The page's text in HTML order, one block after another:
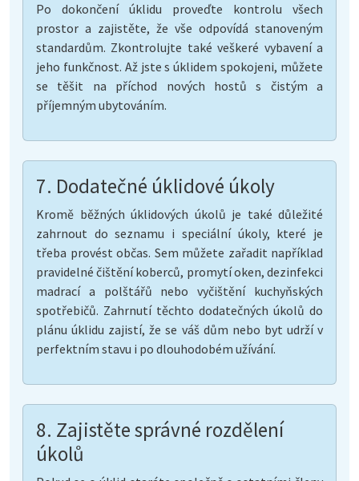
Po dokončení úklidu proveďte kontrolu všech
prostor a zajistěte, že vše odpovídá stanoveným
standardům. Zkontrolujte také veškeré vybavení a
jeho funkčnost. Až jste s úklidem spokojeni, můžete
se těšit na příchod nových hostů s čistým a
příjemným ubytováním.
7. Dodatečné úklidové úkoly
Kromě běžných úklidových úkolů je také důležité
zahrnout do seznamu i speciální úkoly, které je
třeba provést občas. Sem můžete zařadit například
pravidelné čištění koberců, promytí oken, dezinfekci
madrací a polštářů nebo vyčištění kuchyňských
spotřebičů. Zahrnutí těchto dodatečných úkolů do
plánu úklidu zajistí, že se váš dům nebo byt udrží v
perfektním stavu i po dlouhodobém užívání.
8. Zajistěte správné rozdělení
úkolů